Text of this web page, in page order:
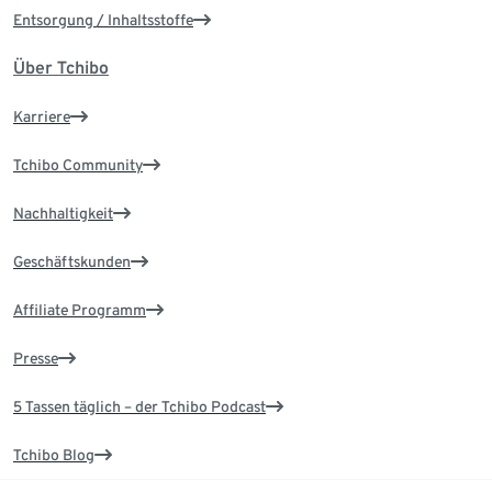
Entsorgung / Inhaltsstoffe
Über Tchibo
Karriere
Tchibo Community
Nachhaltigkeit
Geschäftskunden
Affiliate Programm
Presse
5 Tassen täglich – der Tchibo Podcast
Tchibo Blog